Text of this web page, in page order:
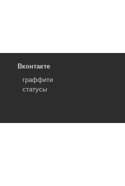
Вконтакте
граффити
статусы